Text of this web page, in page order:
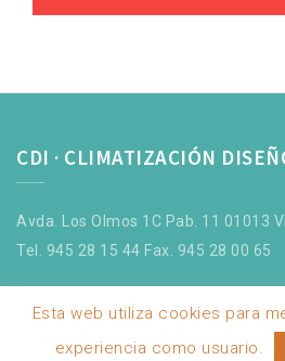
CDI · CLIMATIZACIÓN
Avda. Los Olmos 1C Pab. 11 01013
Tel. 945 28 15 44 Fax. 945 28 00 65
Esta web utiliza cookies para
experiencia como usuario.